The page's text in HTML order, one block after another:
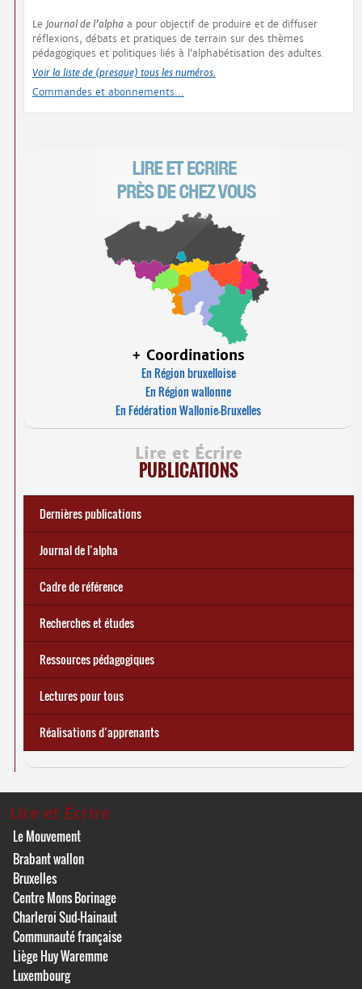
Le Journal de l’alpha a pour objectif de produire et de diffuser
réflexions, débats et pratiques de terrain sur des thèmes
pédagogiques et politiques liés à l’alphabétisation des adultes.
Voir la liste de (presque) tous les numéros.
Commandes et abonnements…
+ Coordinations
En Région bruxelloise
En Région wallonne
En Fédération Wallonie-Bruxelles
Lire et Écrire
PUBLICATIONS
Dernières publications
Réforme des allocations de chômage : premiers bilans
d’une exclusion annoncée
🎬 L’alpha populaire : c’est quoi ?
Statistiques 2025 sur les apprenant
Journal de l’alpha 241 (2
écrire demain
... Tous les articles
Journal de l’alpha
Cadre de référence
Recherches et études
Ressources pédagogiques
Lectures pour tous
Réalisations d’apprenants
Lire et Écrire
Le Mouvement
Brabant wallon
Bruxelles
Centre Mons Borinage
Charleroi Sud-Hainaut
Communauté française
Liège Huy Waremme
Luxembourg